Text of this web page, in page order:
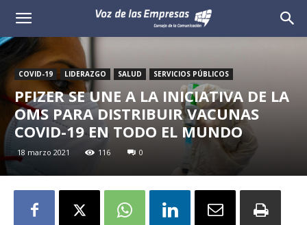
Voz
de
Empresas
COVID-19 LIDERAZGO SALUD SERVICIOS PÚBLICOS
PFIZER SE UNE A LA INICIATIVA DE LA
OMS PARA DISTRIBUIR VACUNAS
COVID-19 EN TODO EL MUNDO
18 marzo 2021 116 0